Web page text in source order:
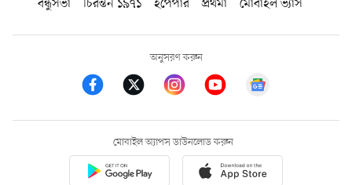
বন্ধুসভা
চিরন্তন ১৯৭১ ইপেপার প্রথমা মোবাইল ভ্যাস
অনুসরণ করুন
মোবাইল অ্যাপস ডাউনলোড করুন